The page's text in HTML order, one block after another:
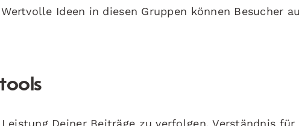
Ideen in diesen Gruppen können Besucher
Deiner Beiträge zu verfolgen. Verständnis für